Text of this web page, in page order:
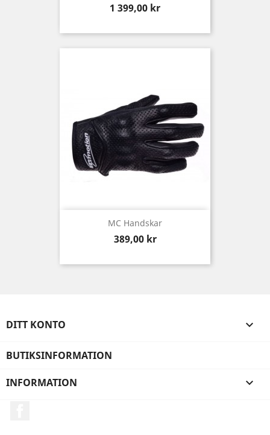
Pris
1 399,00 kr
MC Handskar
Pris
389,00 kr
DITT KONTO 
BUTIKSINFORMATION
INFORMATION 